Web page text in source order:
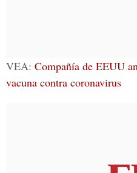
VEA: Compañía de EEUU
vacuna contra coronavirus